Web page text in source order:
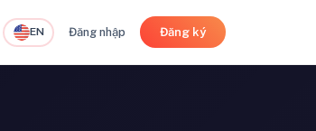
EN Đăng nhập Đăng ký